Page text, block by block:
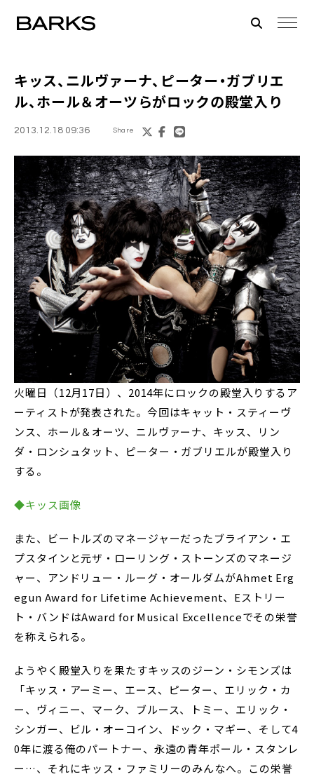
キッス、 ニルヴァーナ、 ピーター・ガブリエ
ル、ホール＆オーツらがロックの殿堂入り
2013.12.18 09:36 Share
火曜日（12月17日）、2014年にロックの殿堂入りするア
ーティストが発表された。今回はキャット・スティーヴ
ンス、ホール＆オーツ、ニルヴァーナ、キッス、リン
ダ・ロンシュタット、ピーター・ガブリエルが殿堂入り
する。
◆キッス画像
また、ビートルズのマネージャーだったブライアン・エ
プスタインと元ザ・ローリング・ストーンズのマネージ
ャー、アンドリュー・ルーグ・オールダムがAhmet Erg
egun Award for Lifetime Achievement、Eストリー
ト・バンドはAward for Musical Excellenceでその栄誉
を称えられる。
ようやく殿堂入りを果たすキッスのジーン・シモンズは
「キッス・アーミー、エース、ピーター、エリック・カ
ー、ヴィニー、マーク、ブルース、トミー、エリック・
シンガー、ビル・オーコイン、ドック・マギー、そして4
0年に渡る俺のパートナー、永遠の青年ポール・スタンレ
ー…、それにキッス・ファミリーのみんなへ。この栄誉